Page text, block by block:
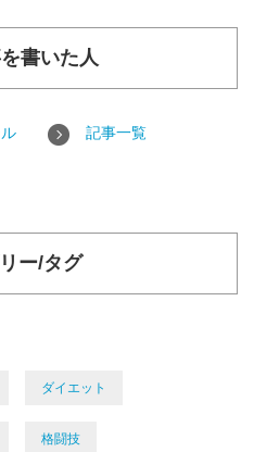
書いた人
記事一覧
ー/タグ
ダイエット
格闘技